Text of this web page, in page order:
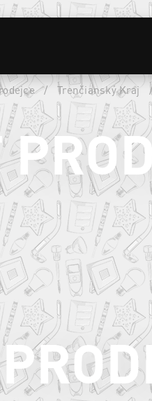
/ Trenčianský Kraj